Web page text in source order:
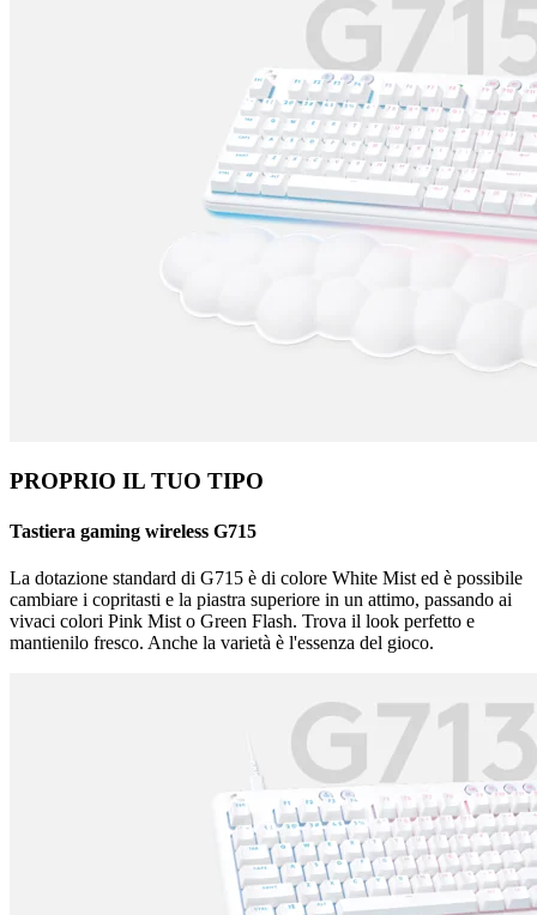
PROPRIO IL TUO TIPO
Tastiera gaming wireless G715
La dotazione standard di G715 è di colore White Mist ed è possibile
cambiare i copritasti e la piastra superiore in un attimo, passando ai
vivaci colori Pink Mist o Green Flash. Trova il look perfetto e
mantienilo fresco. Anche la varietà è l'essenza del gioco.